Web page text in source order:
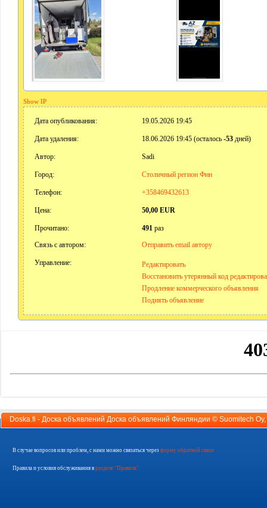
Show IP
Дата опубликования: 19.05.2026 19:45
Дата удаления: 18.06.2026 19:45 (осталось -53дней)
Автор: Sadi
Город: Столичный регион Фин
Телефон: +358469432613
Цена: 50,00 EUR
Прочитано: 491раз
Связь с автором:
Отправить email автору
Управление:
Редактировать
Восстановить утерянный код
Продление коммерческого объявления
Поднять объявление
Doska.fi - Доска объявлений Доска объявлений Финляндии © Suomitech Oy
В случае вопросов или проблем, с нами можно связаться через форму обратной связи
Правила и условия обслуживания в разделе "Правила"